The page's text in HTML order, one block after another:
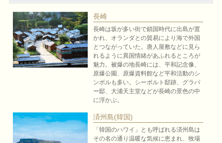
長崎
長崎は坂が多い街で鎖国時代に出島が置
かれ、オランダとの貿易により海で外国
とつながっていた。唐人屋敷などに見ら
れるように異国情緒があふれるところが
魅力。被爆の地長崎には、平和記念像、
原爆公園、原爆資料館など平和活動のシ
ンボルも多い。シーボルト邸跡、グラバ
ー邸、大浦天主堂などが長崎の景色の中
に浮かぶ。
済州島(韓国)
「韓国のハワイ」とも呼ばれる済州島は
その名の通り温暖な気候に恵まれ、牧場